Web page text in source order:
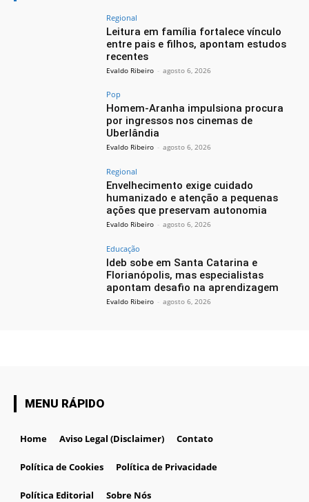
Regional
Leitura em família fortalece vínculo
entre pais e filhos, apontam estudos
recentes
Evaldo Ribeiro - agosto 6, 2026
Pop
Homem-Aranha impulsiona procura
por ingressos nos cinemas de
Uberlândia
Evaldo Ribeiro - agosto 6, 2026
Regional
Envelhecimento exige cuidado
humanizado e atenção a pequenas
ações que preservam autonomia
Evaldo Ribeiro - agosto 6, 2026
Educação
Ideb sobe em Santa Catarina e
Florianópolis, mas especialistas
apontam desafio na aprendizagem
Evaldo Ribeiro - agosto 6, 2026
MENU RÁPIDO
Home Aviso Legal (Disclaimer) Contato
Política de Cookies Política de Privacidade
Política Editorial Sobre Nós